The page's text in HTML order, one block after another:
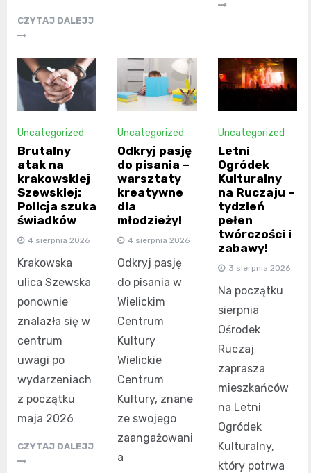
CZYTAJ DALEJJ
Uncategorized
Brutalny
atak na
krakowskiej
Szewskiej:
Policja szuka
świadków
4 sierpnia 2026
Krakowska
ulica Szewska
ponownie
znalazła się w
centrum
uwagi po
wydarzeniach
z początku
maja 2026
CZYTAJ DALEJJ
Uncategorized
Odkryj pasję
do pisania –
warsztaty
kreatywne
dla
młodzieży!
4 sierpnia 2026
Odkryj pasję
do pisania w
Wielickim
Centrum
Kultury
Wielickie
Centrum
Kultury, znane
ze swojego
zaangażowani
a
Uncategorized
Letni
Ogródek
Kulturalny
na Ruczaju –
tydzień
pełen
twórczości i
zabawy!
3 sierpnia 2026
Na początku
sierpnia
Ośrodek
Ruczaj
zaprasza
mieszkańców
na Letni
Ogródek
Kulturalny,
który potrwa